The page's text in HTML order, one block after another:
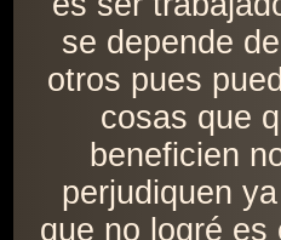
se depende
otros pues
cosas que
beneficien
perjudiquen
que no logré es